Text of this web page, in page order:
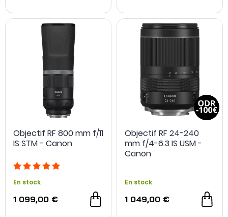
Objectif RF 800 mm f/11
IS STM - Canon
En stock
1 099,00 €
Objectif RF 24-240
mm f/4-6.3 IS USM -
Canon
En stock
1 049,00 €